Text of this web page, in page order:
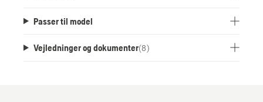
Passer til model
Vejledninger og dokumenter(8)